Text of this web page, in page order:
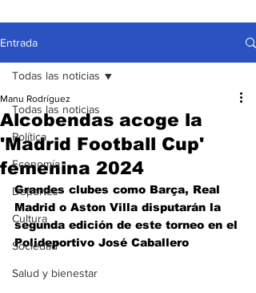
Entrada
Todas las noticias
Política
Economía
Deportes
Cultura
Sociedad
Salud y bienestar
Todas las noticias
Alcobendas acoge la
'Madrid Football Cup'
femenina 2024
Manu Rodríguez
Grandes clubes como Barça, Real
Madrid o Aston Villa disputarán la
segunda edición de este torneo en el
Polideportivo José Caballero